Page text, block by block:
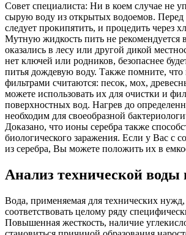
Совет специалиста: Ни в коем случае не
сырую воду из открытых водоемов. Перед
следует прокипятить, и процедить через
Мутную жидкость пить не рекомендуется
оказались в лесу или другой дикой
нет ключей или родников, безопаснее
питья дождевую воду. Также помните,
фильтрами считаются: песок, мох,
можете использовать их для очистки и
поверхностных вод. Нагрев до
необходим для своеобразной
Доказано, что ионы серебра также
биологического заражения. Если у Вас с
из серебра, Вы можете положить их в
Анализ технической воды
Вода, применяемая для технических нужд,
соответствовать целому ряду
Повышенная жесткость, наличие